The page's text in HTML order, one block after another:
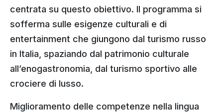
centrata su questo obiettivo. Il programma si
sofferma sulle esigenze culturali e di
entertainment che giungono dal turismo russo
in Italia, spaziando dal patrimonio culturale
all’enogastronomia, dal turismo sportivo alle
crociere di lusso.
Miglioramento delle competenze nella lingua